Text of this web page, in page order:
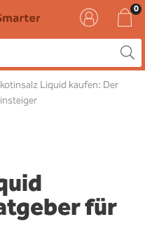
Liquid kaufen: Der
für